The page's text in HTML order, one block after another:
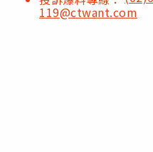
119@ctwant.com